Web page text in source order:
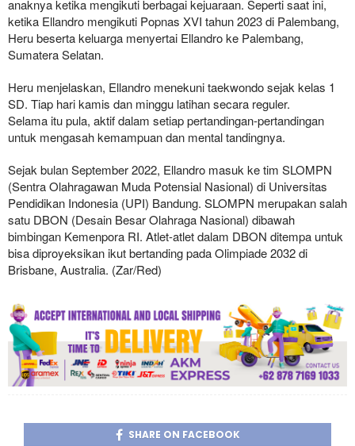
anaknya ketika mengikuti berbagai kejuaraan. Seperti saat ini,
ketika Ellandro mengikuti Popnas XVI tahun 2023 di Palembang,
Heru beserta keluarga menyertai Ellandro ke Palembang,
Sumatera Selatan.
Heru menjelaskan, Ellandro menekuni taekwondo sejak kelas 1
SD. Tiap hari kamis dan minggu latihan secara reguler.
Selama itu pula, aktif dalam setiap pertandingan-pertandingan
untuk mengasah kemampuan dan mental tandingnya.
Sejak bulan September 2022, Ellandro masuk ke tim SLOMPN
(Sentra Olahragawan Muda Potensial Nasional) di Universitas
Pendidikan Indonesia (UPI) Bandung. SLOMPN merupakan salah
satu DBON (Desain Besar Olahraga Nasional) dibawah
bimbingan Kemenpora RI. Atlet-atlet dalam DBON ditempa untuk
bisa diproyeksikan ikut bertanding pada Olimpiade 2032 di
Brisbane, Australia. (Zar/Red)
SHARE ON FACEBOOK